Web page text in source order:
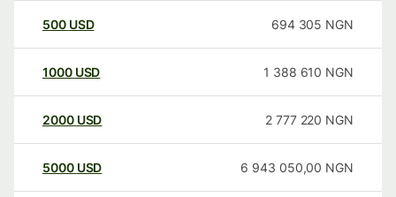
500 USD 694 305 NGN
1000 USD 1 388 610 NGN
2000 USD 2 777 220 NGN
5000 USD 6 943 050,00 NGN